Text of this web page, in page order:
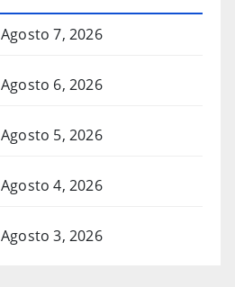
Agosto 7, 2026
Agosto 6, 2026
Agosto 5, 2026
Agosto 4, 2026
Agosto 3, 2026